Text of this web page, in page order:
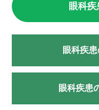
眼科
眼科疾
眼科疾患